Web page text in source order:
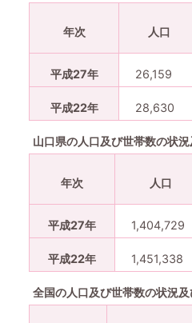
年次 人口
平成27年 26,159
平成22年 28,630
山口県の人口及び世帯数の状
年次 人口
平成27年 1,404,729
平成22年 1,451,338
全国の人口及び世帯数の状況